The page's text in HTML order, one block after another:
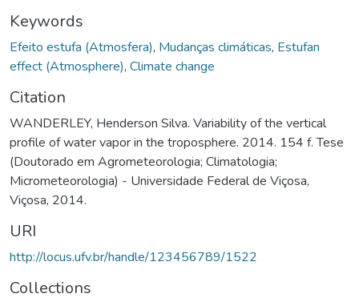
Keywords
Efeito estufa (Atmosfera), Mudanças climáticas, Estufan
effect (Atmosphere), Climate change
Citation
WANDERLEY, Henderson Silva. Variability of the vertical
profile of water vapor in the troposphere. 2014. 154 f. Tese
(Doutorado em Agrometeorologia; Climatologia;
Micrometeorologia) - Universidade Federal de Viçosa,
Viçosa, 2014.
URI
http://locus.ufv.br/handle/123456789/1522
Collections